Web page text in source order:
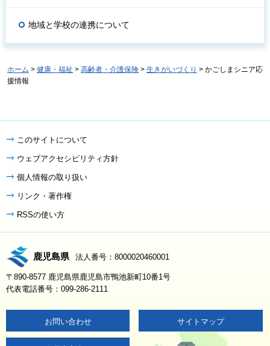
地域と学校の連携について
ホーム > 健康・福祉 > 高齢者・介護保険 > 生きがいづくり > かごしまシニア応
援情報
このサイトについて
ウェブアクセシビリティ方針
個人情報の取り扱い
リンク・著作権
RSSの使い方
鹿児島県 法人番号：8000020460001
〒890-8577 鹿児島県鹿児島市鴨池新町10番1号
代表電話番号：099-286-2111
お問い合わせ サイトマップ